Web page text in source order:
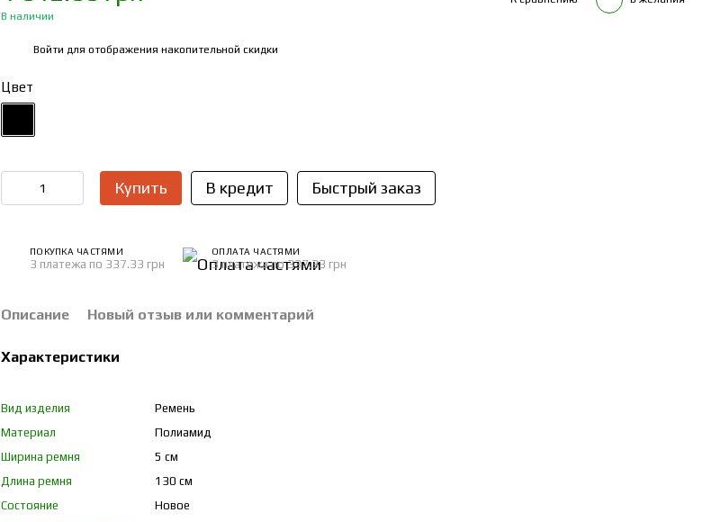
В наличии
Войти для отображения накопительной скидки
Цвет
Купить В кредит Быстрый заказ
ПОКУПКА ЧАСТЯМИ
3 платежа по 337.33 грн
ОПЛАТА ЧАСТЯМИ
3 платежа по 337.33 грн
Описание Новый отзыв или комментарий
Характеристики
Вид изделия
Ремень
Материал
Полиамид
Ширина ремня
5 см
Длина ремня
130 см
Состояние
Новое